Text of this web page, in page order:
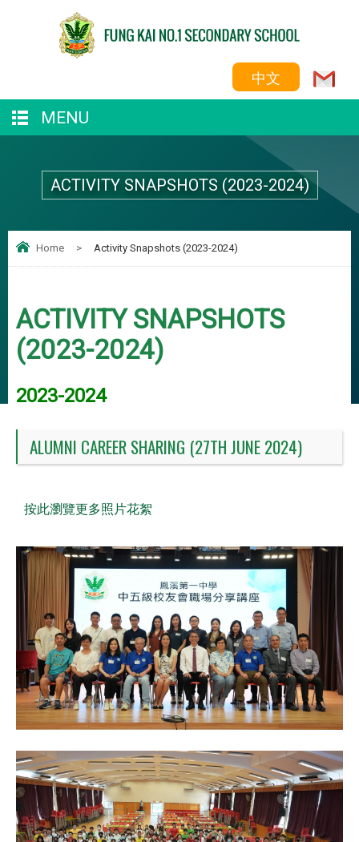
中文
MENU
ACTIVITY SNAPSHOTS (2023-2024)
Home > Activity Snapshots (2023-2024)
ACTIVITY SNAPSHOTS
(2023-2024)
2023-2024
ALUMNI CAREER SHARING (27TH JUNE 2024)
按此瀏覽更多照片花絮